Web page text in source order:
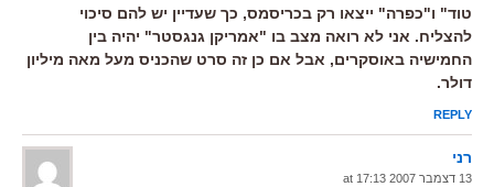
טוד" ו"כפרה" ייצאו רק בכריסמס, כך שעדיין יש להם סיכוי
להצליח. אני לא רואה מצב בו "אמריקן גנגסטר" יהיה בין
החמישיה באוסקרים, אבל אם כן זה סרט שהכניס מעל מאה מיליון
דולר.
REPLY
רני
13 דצמבר 2007 at 17:13